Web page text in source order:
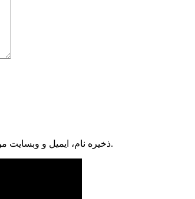
ذخیره نام، ایمیل و وبسایت من در مرورگر برای زمانی که دوباره دیدگاهی می‌نویسم.